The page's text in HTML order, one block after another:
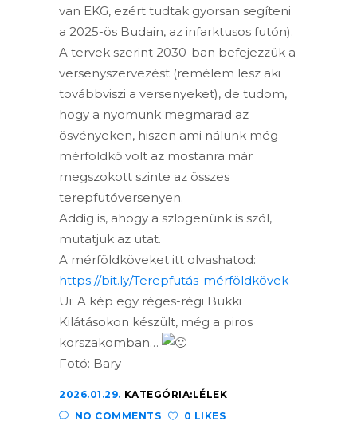
van EKG, ezért tudtak gyorsan segíteni
a 2025-ös Budain, az infarktusos futón).
A tervek szerint 2030-ban befejezzük a
versenyszervezést (remélem lesz aki
továbbviszi a versenyeket), de tudom,
hogy a nyomunk megmarad az
ösvényeken, hiszen ami nálunk még
mérföldkő volt az mostanra már
megszokott szinte az összes
terepfutóversenyen.
Addig is, ahogy a szlogenünk is szól,
mutatjuk az utat.
A mérföldköveket itt olvashatod:
https://bit.ly/Terepfutás-mérföldkövek
Ui: A kép egy réges-régi Bükki
Kilátásokon készült, még a piros
korszakomban…
Fotó: Bary
2026.01.29. KATEGÓRIA:LÉLEK
NO COMMENTS
0 LIKES